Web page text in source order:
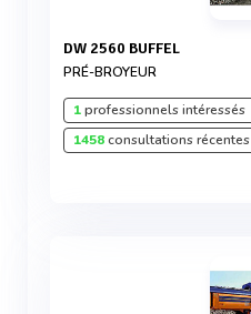
DW 2560 BUFFEL
PRÉ-BROYEUR
1professionnels intéressés
1458consultations récentes